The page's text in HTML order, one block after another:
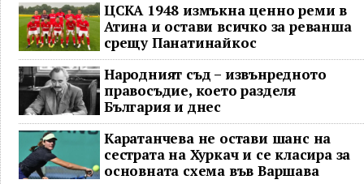
ЦСКА 1948 измъкна ценно реми в
Атина и остави всичко за реванша
срещу Панатинайкос
Народният съд – извънредното
правосъдие, което разделя
България и днес
Каратанчева не остави шанс на
сестрата на Хуркач и се класира за
основната схема във Варшава